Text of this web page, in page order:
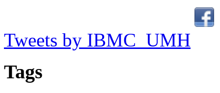
Tweets by IBMC_UMH
Tags